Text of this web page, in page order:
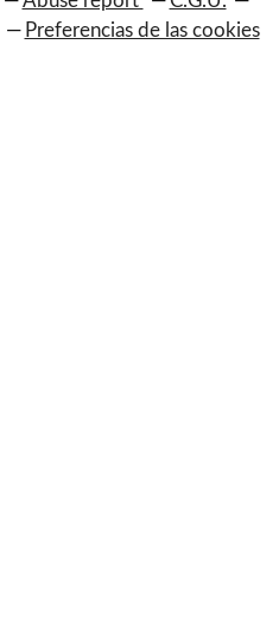
Preferencias de las cookies